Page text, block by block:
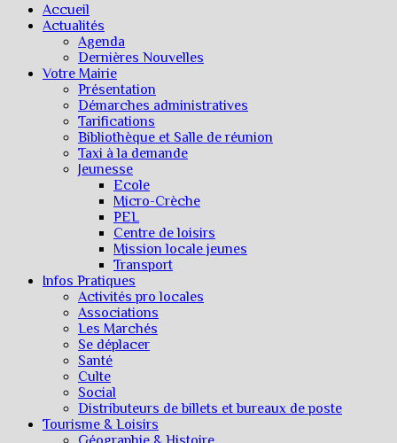
Accueil
Actualités
Agenda
Dernières Nouvelles
Votre Mairie
Présentation
Démarches administratives
Tarifications
Bibliothèque et Salle de réunion
Taxi à la demande
Jeunesse
Ecole
Micro-Crèche
PEL
Centre de loisirs
Mission locale jeunes
Transport
Infos Pratiques
Activités pro locales
Associations
Les Marchés
Se déplacer
Santé
Culte
Social
Distributeurs de billets et bureaux de poste
Tourisme & Loisirs